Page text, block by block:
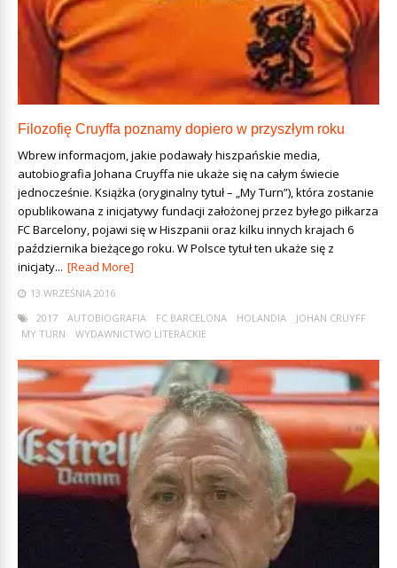
Filozofię Cruyffa poznamy dopiero w przyszłym roku
Wbrew informacjom, jakie podawały hiszpańskie media,
autobiografia Johana Cruyffa nie ukaże się na całym świecie
jednocześnie. Książka (oryginalny tytuł – „My Turn”), która zostanie
opublikowana z inicjatywy fundacji założonej przez byłego piłkarza
FC Barcelony, pojawi się w Hiszpanii oraz kilku innych krajach 6
października bieżącego roku. W Polsce tytuł ten ukaże się z
inicjaty... [Read More]
13 WRZEŚNIA 2016
2017
AUTOBIOGRAFIA FC BARCELONA HOLANDIA
JOHAN CRUYFF
MY TURN
WYDAWNICTWO LITERACKIE